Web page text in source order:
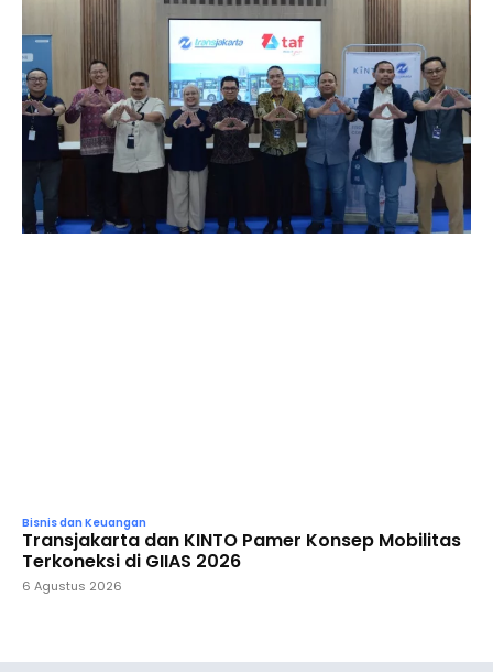
Bisnis dan Keuangan
Transjakarta dan KINTO Pamer Konsep Mobilitas
Terkoneksi di GIIAS 2026
6 Agustus 2026